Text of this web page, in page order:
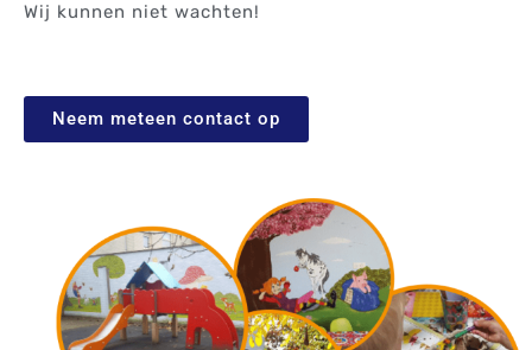
Wij kunnen niet wachten!
Neem meteen contact op